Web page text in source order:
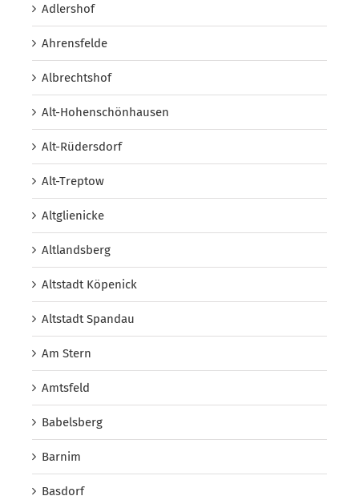
Adlershof
Ahrensfelde
Albrechtshof
Alt-Hohenschönhausen
Alt-Rüdersdorf
Alt-Treptow
Altglienicke
Altlandsberg
Altstadt Köpenick
Altstadt Spandau
Am Stern
Amtsfeld
Babelsberg
Barnim
Basdorf